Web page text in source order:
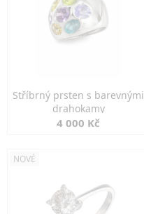
Stříbrný prsten s barevnými
drahokamy
4 000 Kč
NOVÉ